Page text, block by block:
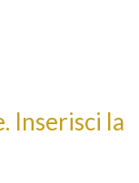
Inserisci la